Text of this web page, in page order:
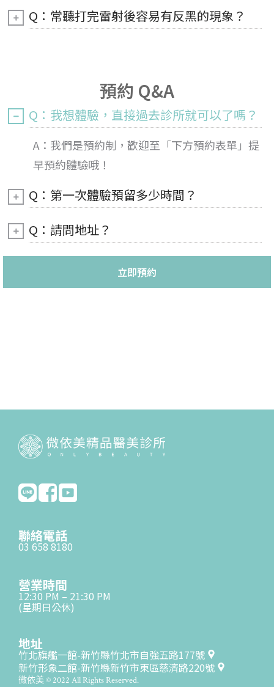
Q：常聽打完雷射後容易有反黑的現象？
預約 Q&A
Q：我想體驗，直接過去診所就可以了嗎？
A：我們是預約制，歡迎至「下方預約表單」提
早預約體驗哦！
Q：第一次體驗預留多少時間？
Q：請問地址？
立即預約
聯絡電話
03 658 8180
營業時間
12:30 PM – 21:30 PM
(星期日公休)
地址
竹北旗艦一館-新竹縣竹北市自強五路177號
新竹形象二館-新竹縣新竹市東區慈濟路220號
微依美 © 2022 All Rights Reserved.